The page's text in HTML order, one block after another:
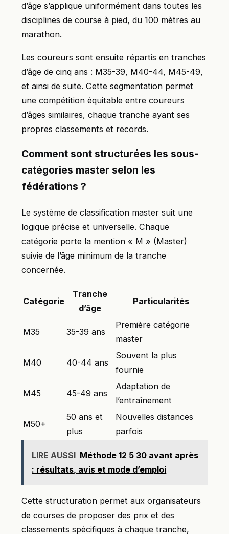
d’âge s’applique uniformément dans toutes les
disciplines de course à pied, du 100 mètres au
marathon.
Les coureurs sont ensuite répartis en tranches
d’âge de cinq ans : M35-39, M40-44, M45-49,
et ainsi de suite. Cette segmentation permet
une compétition équitable entre coureurs
d’âges similaires, chaque tranche ayant ses
propres classements et records.
Comment sont structurées les sous-
catégories master selon les
fédérations ?
Le système de classification master suit une
logique précise et universelle. Chaque
catégorie porte la mention « M » (Master)
suivie de l’âge minimum de la tranche
concernée.
Catégorie
Tranche
d’âge
Particularités
M35 35-39 ans
Première catégorie
master
M40 40-44 ans
Souvent la plus
fournie
M45 45-49 ans
Adaptation de
l’entraînement
M50+
50 ans et
plus
Nouvelles distances
parfois
LIRE AUSSI Méthode 12 5 30 avant après
: résultats, avis et mode d’emploi
Cette structuration permet aux organisateurs
de courses de proposer des prix et des
classements spécifiques à chaque tranche,